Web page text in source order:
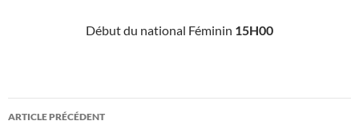
Début du national Féminin 15H00
Navigation
ARTICLE PRÉCÉDENT